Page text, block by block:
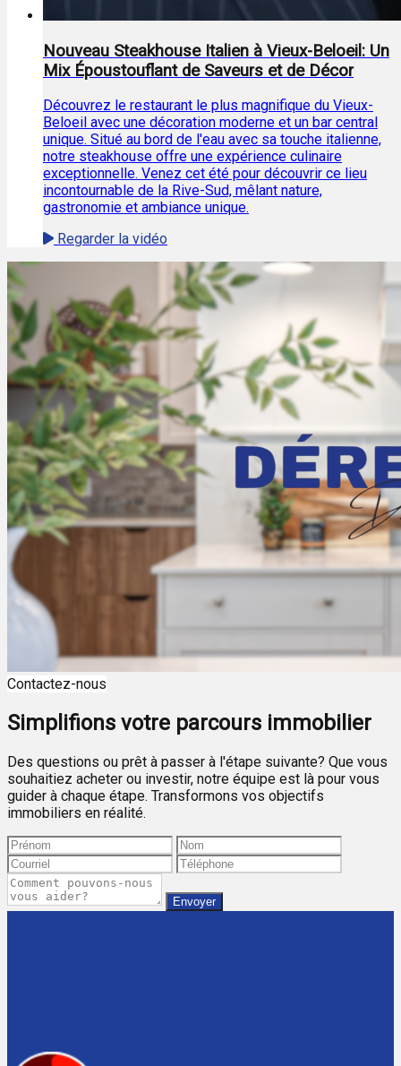
Nouveau Steakhouse Italien à Vieux-Beloeil: Un
Mix Époustouflant de Saveurs et de Décor
Découvrez le restaurant le plus magnifique du Vieux-
Beloeil avec une décoration moderne et un bar central
unique. Situé au bord de l'eau avec sa touche italienne,
notre steakhouse offre une expérience culinaire
exceptionnelle. Venez cet été pour découvrir ce lieu
incontournable de la Rive-Sud, mêlant nature,
gastronomie et ambiance unique.
Regarder la vidéo
Contactez-nous
Simplifions votre parcours immobilier
Des questions ou prêt à passer à l'étape suivante? Que vous
souhaitiez acheter ou investir, notre équipe est là pour vous
guider à chaque étape. Transformons vos objectifs
immobiliers en réalité.
Envoyer